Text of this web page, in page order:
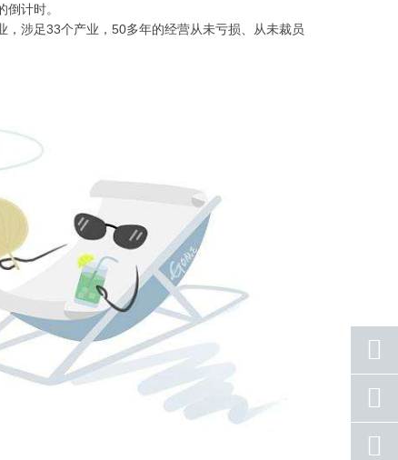
计时。
，涉足33个产业，50多年的经营从未亏损、从未裁员
座机
号码
手机
号码